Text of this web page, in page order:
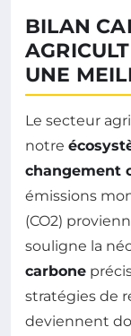
BILAN
UNE
Le secteur
notre
changement
émissions
(CO2)
souligne la
carbone
stratégies de
deviennent